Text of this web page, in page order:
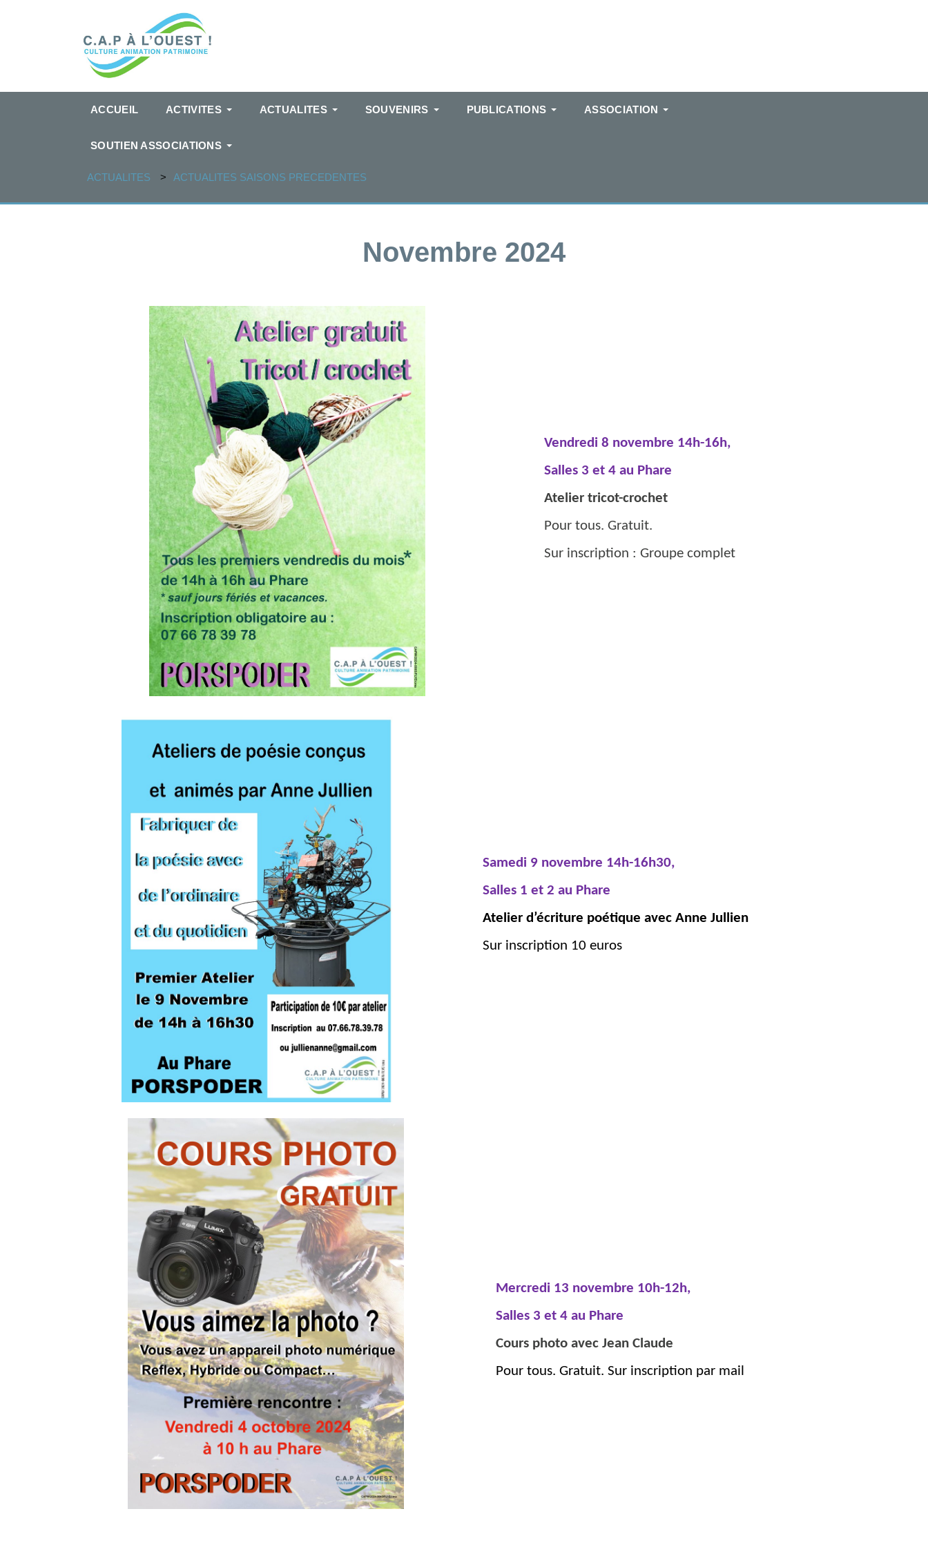
ACCUEIL ACTIVITES ACTUALITES SOUVENIRS PUBLICATIONS ASSOCIATION
SOUTIEN ASSOCIATIONS
ACTUALITES ACTUALITES SAISONS PRECEDENTES
Novembre 2024
Vendredi 8 novembre 14h-16h,
Salles 3 et 4 au Phare
Atelier tricot-crochet
Pour tous. Gratuit.
Sur inscription : Groupe complet
Samedi 9 novembre 14h-16h30,
Salles 1 et 2 au Phare
Atelier d’écriture poétique avec Anne Jullien
Sur inscription 10 euros
Mercredi 13 novembre 10h-12h,
Salles 3 et 4 au Phare
Cours photo avec Jean Claude
Pour tous. Gratuit. Sur inscription par mail